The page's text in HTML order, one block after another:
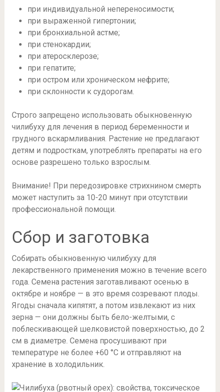
при индивидуальной непереносимости;
при выраженной гипертонии;
при бронхиальной астме;
при стенокардии;
при атеросклерозе;
при гепатите;
при остром или хроническом нефрите;
при склонности к судорогам.
Строго запрещено использовать обыкновенную
чилибуху для лечения в период беременности и
грудного вскармливания. Растение не предлагают
детям и подросткам, употреблять препараты на его
основе разрешено только взрослым.
Внимание! При передозировке стрихнином смерть
может наступить за 10-20 минут при отсутствии
профессиональной помощи.
Сбор и заготовка
Собирать обыкновенную чилибуху для
лекарственного применения можно в течение всего
года. Семена растения заготавливают осенью в
октябре и ноябре — в это время созревают плоды.
Ягоды сначала кипятят, а потом извлекают из них
зерна — они должны быть бело-желтыми, с
поблескивающей шелковистой поверхностью, до 2
см в диаметре. Семена просушивают при
температуре не более +60 °С и отправляют на
хранение в холодильник.